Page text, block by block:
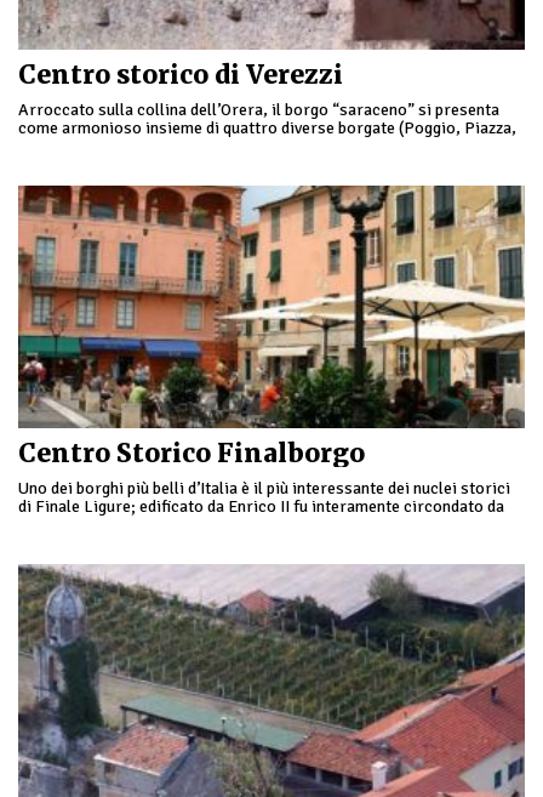
Centro storico di Verezzi
Arroccato sulla collina dell’Orera, il borgo “saraceno” si presenta
come armonioso insieme di quattro diverse borgate (Poggio, Piazza,
Centro Storico Finalborgo
Uno dei borghi più belli d’Italia è il più interessante dei nuclei storici
di Finale Ligure; edificato da Enrico II fu interamente circondato da